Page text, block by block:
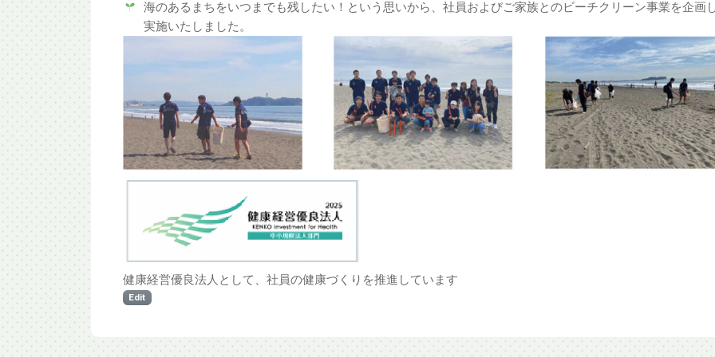
海のあるまちをいつまでも残したい！という思いから、社員およびご家族とのビーチクリーン事業を企画
実施いたしました。
健康経営優良法人として、社員の健康づくりを推進しています
Edit